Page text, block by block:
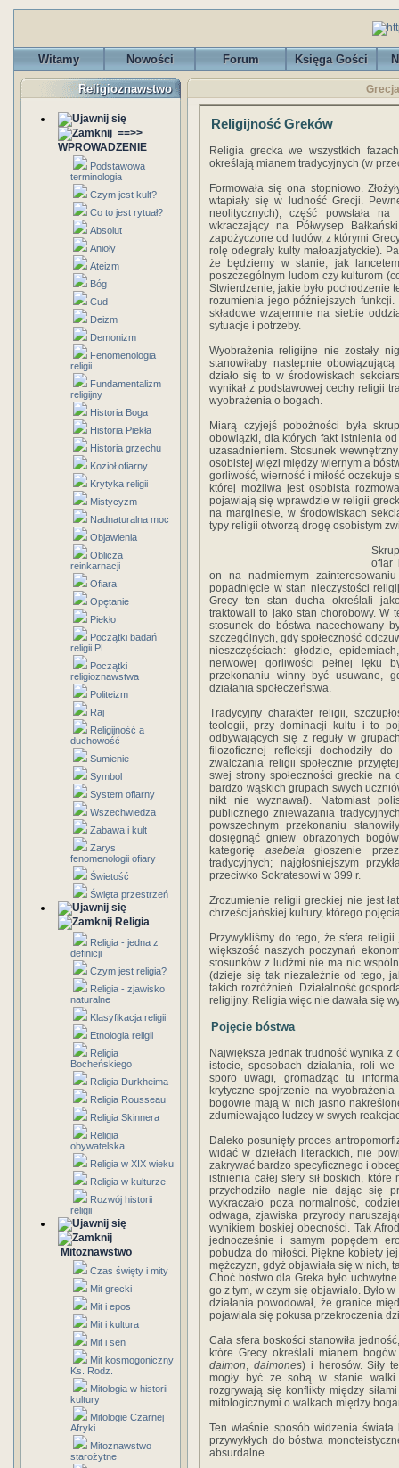
Witamy Nowości Forum Księga Gości
Religioznawstwo
==>>
WPROWADZENIE
Podstawowa
terminologia
Czym jest kult?
Co to jest rytuał?
Absolut
Anioły
Ateizm
Bóg
Cud
Deizm
Demonizm
Fenomenologia
religii
Fundamentalizm
religijny
Historia Boga
Historia Piekła
Historia grzechu
Kozioł ofiarny
Krytyka religii
Mistycyzm
Nadnaturalna moc
Objawienia
Oblicza
reinkarnacji
Ofiara
Opętanie
Piekło
Początki badań
religii PL
Początki
religioznawstwa
Politeizm
Raj
Religijność a
duchowość
Sumienie
Symbol
System ofiarny
Wszechwiedza
Zabawa i kult
Zarys
fenomenologii ofiary
Świetość
Święta przestrzeń
Religia
Religia - jedna z
definicji
Czym jest religia?
Religia - zjawisko
naturalne
Klasyfikacja religii
Etnologia religii
Religia
Bocheńskiego
Religia Durkheima
Religia Rousseau
Religia Skinnera
Religia
obywatelska
Religia w XIX wieku
Religia w kulturze
Rozwój historii
religii
Mitoznawstwo
Czas święty i mity
Mit grecki
Mit i epos
Mit i kultura
Mit i sen
Mit kosmogoniczny
Ks. Rodz.
Mitologia w historii
kultury
Mitologie Czarnej
Afryki
Mitoznawstwo
starożytne
Religijność Greków
Religia grecka we wszystkich
określają mianem tradycyjnych (w
Formowała się ona stopniowo.
wtapiały się w ludność Grecji.
neolitycznych), część powstała
wkraczający na Półwysep
zapożyczone od ludów, z którymi
rolę odegrały kulty małoazjatyckie).
że będziemy w stanie, jak
poszczególnym ludom czy kulturom
Stwierdzenie, jakie było pochodzenie
rozumienia jego późniejszych
składowe wzajemnie na siebie
sytuacje i potrzeby.
Wyobrażenia religijne nie zostały
stanowiłaby następnie
działo się to w środowiskach
wynikał z podstawowej cechy religii
wyobrażenia o bogach.
Miarą czyjejś pobożności była
obowiązki, dla których fakt istnienia
uzasadnieniem. Stosunek
osobistej więzi między wiernym a
gorliwość, wierność i miłość oczekuje
której możliwa jest osobista
pojawiają się wprawdzie w religii
na marginesie, w środowiskach
typy religii otworzą drogę osobistym
ofiar
on na nadmiernym
popadnięcie w stan nieczystości
Grecy ten stan ducha określali
traktowali to jako stan chorobowy. W
stosunek do bóstwa nacechowany
szczególnych, gdy społeczność
nieszczęściach: głodzie,
nerwowej gorliwości pełnej lęku
przekonaniu winny być usuwane,
działania społeczeństwa.
Tradycyjny charakter religii,
teologii, przy dominacji kultu i to
odbywających się z reguły w
filozoficznej refleksji dochodziły
zwalczania religii społecznie
swej strony społeczności greckie na
bardzo wąskich grupach swych
nikt nie wyznawał). Natomiast
publicznego znieważania
powszechnym przekonaniu
dosięgnąć gniew obrażonych
kategorię asebeiagłoszenie
tradycyjnych; najgłośniejszym
przeciwko Sokratesowi w 399 r.
Zrozumienie religii greckiej nie jest
chrześcijańskiej kultury, którego
Przywykliśmy do tego, że sfera
większość naszych poczynań
stosunków z ludźmi nie ma nic
(dzieje się tak niezależnie od tego,
takich rozróżnień. Działalność
religijny. Religia więc nie dawała się
Pojęcie bóstwa
Największa jednak trudność wynika
istocie, sposobach działania, roli
sporo uwagi, gromadząc tu
krytyczne spojrzenie na
bogowie mają w nich jasno
zdumiewająco ludzcy w swych
Daleko posunięty proces
widać w dziełach literackich, nie
zakrywać bardzo specyficznego i
istnienia całej sfery sił boskich,
przychodziło nagle nie dając się
wykraczało poza normalność,
odwaga, zjawiska przyrody
wynikiem boskiej obecności. Tak
jednocześnie i samym popędem
pobudza do miłości. Piękne kobiety
mężczyzn, gdyż objawiała się w nich,
Choć bóstwo dla Greka było
go z tym, w czym się objawiało. Było
działania powodował, że granice
pojawiała się pokusa przekroczenia
Cała sfera boskości stanowiła
które Grecy określali mianem
daimon, daimones) i herosów. Siły
mogły być ze sobą w stanie
rozgrywają się konflikty między
mitologicznymi o walkach między
Ten właśnie sposób widzenia
przywykłych do bóstwa
absurdalne.